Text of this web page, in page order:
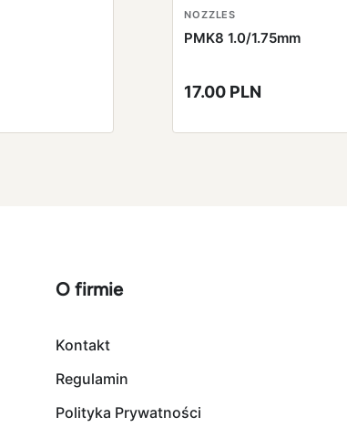
NOZZLES
PMK8 1.0/1.75mm
17.00 PLN
O firmie
Kontakt
Regulamin
Polityka Prywatności